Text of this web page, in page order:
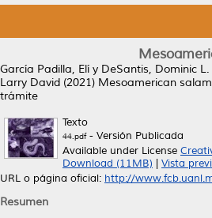
García Padilla, Elí y DeSantis, Dominic L.
Larry David (2021) Mesoamerican
trámite
Texto
44.pdf- Versión Publicada
Available under License
Download (11MB)
Vista
URL o página oficial: http://
Resumen